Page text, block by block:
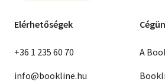
Elérhetőségek
+36 1 235 60 70
info@bookline.hu
A